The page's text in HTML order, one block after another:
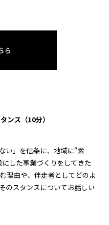
ら
ンス（10分）
い」を信条に、地域に“素
した事業づくりをしてきた
理由や、伴走者としてどのよ
のスタンスについてお話しい